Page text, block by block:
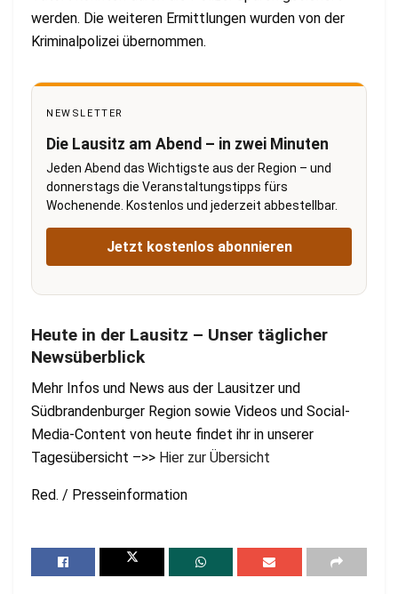
werden. Die weiteren Ermittlungen wurden von der
Kriminalpolizei übernommen.
NEWSLETTER
Die Lausitz am Abend – in zwei Minuten
Jeden Abend das Wichtigste aus der Region – und
donnerstags die Veranstaltungstipps fürs
Wochenende. Kostenlos und jederzeit abbestellbar.
Jetzt kostenlos abonnieren
Heute in der Lausitz – Unser täglicher
Newsüberblick
Mehr Infos und News aus der Lausitzer und
Südbrandenburger Region sowie Videos und Social-
Media-Content von heute findet ihr in unserer
Tagesübersicht –>> Hier zur Übersicht
Red. / Presseinformation